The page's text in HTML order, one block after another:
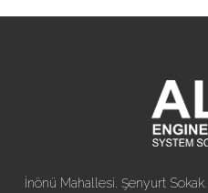
İnönü Mahallesi. Şenyurt